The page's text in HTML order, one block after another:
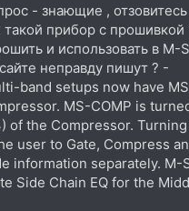
- знающие ,
прибор с прошивкой
и использовать в M-
неправду пишут ? -
band setups now have
MS-COMP is
of the Compressor.
user to Gate, Compress
information separately. M-
Side Chain EQ for the